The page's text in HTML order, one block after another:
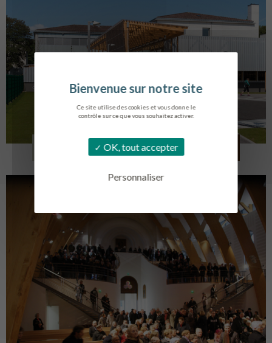
Ce site utilise des cookies et vous donne le
contrôle sur ce que vous souhaitez activer.
OK, tout accepter
Personnaliser
COLLÈGE MONTMORENCY
BOURBONNE-LES-BAINS